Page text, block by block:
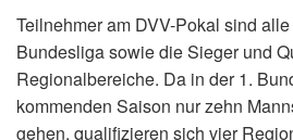
Teilnehmer am DVV-Pokal sind
Bundesliga sowie die Sieger und
Regionalbereiche. Da in der 1.
kommenden Saison nur zehn
gehen, qualifizieren sich vier